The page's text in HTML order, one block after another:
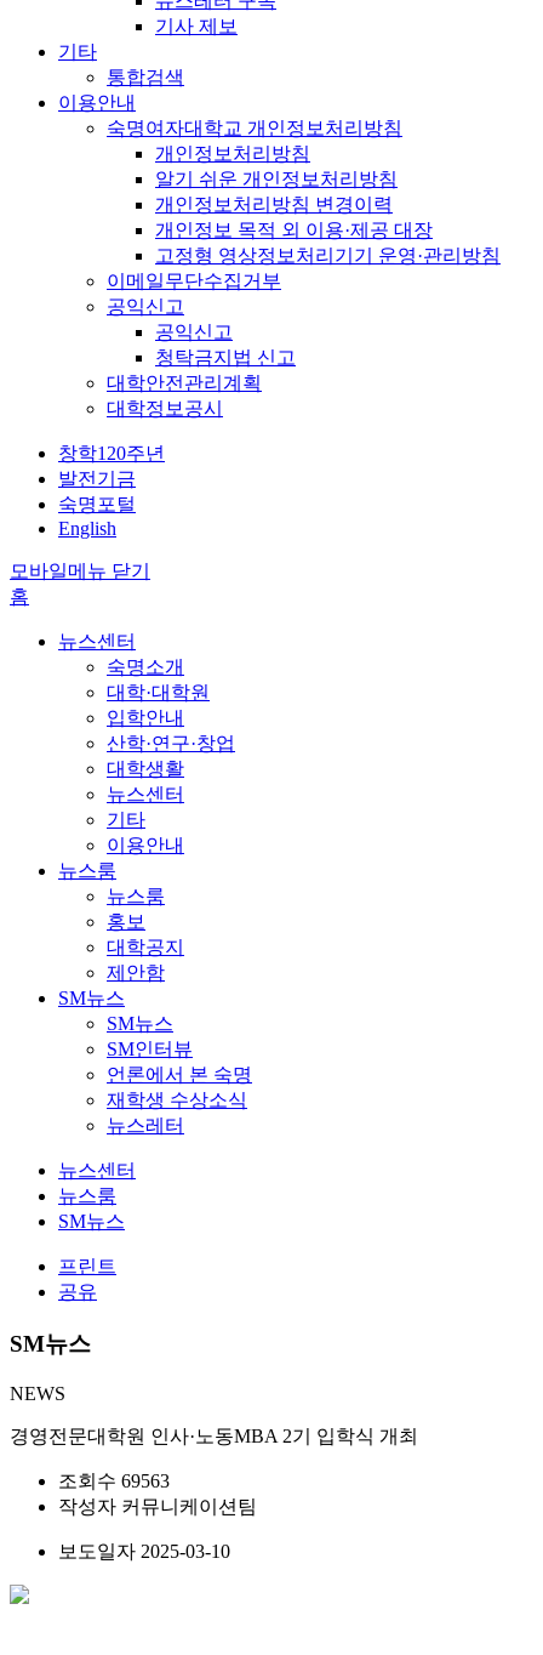
기사 제보
기타
통합검색
이용안내
숙명여자대학교 개인정보처리방침
개인정보처리방침
알기 쉬운 개인정보처리방침
개인정보처리방침 변경이력
개인정보 목적 외 이용·제공 대장
고정형 영상정보처리기기 운영·관리방침
이메일무단수집거부
공익신고
공익신고
청탁금지법 신고
대학안전관리계획
대학정보공시
창학120주년
발전기금
숙명포털
English
모바일메뉴 닫기
홈
뉴스센터
숙명소개
대학·대학원
입학안내
산학·연구·창업
대학생활
뉴스센터
기타
이용안내
뉴스룸
뉴스룸
홍보
대학공지
제안함
SM뉴스
SM뉴스
SM인터뷰
언론에서 본 숙명
재학생 수상소식
뉴스레터
뉴스센터
뉴스룸
SM뉴스
프린트
공유
SM뉴스
NEWS
경영전문대학원 인사·노동MBA 2기 입학식 개최
조회수 69563
작성자 커뮤니케이션팀
보도일자 2025-03-10